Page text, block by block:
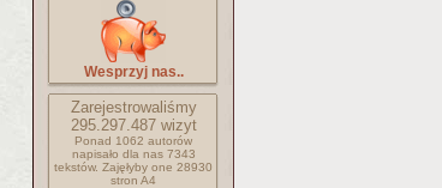
Wesprzyj nas..
Zarejestrowaliśmy
295.297.487wizyt
Ponad 1062 autorów
napisało dla nas 7343
tekstów. Zajęłyby one 28930
stron A4